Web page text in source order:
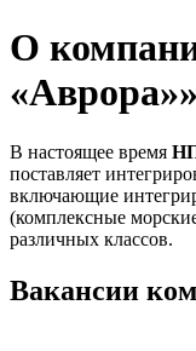
О
«Аврора»»
В настоящее время
поставляет
включающие
(комплексные
различных классов.
Вакансии